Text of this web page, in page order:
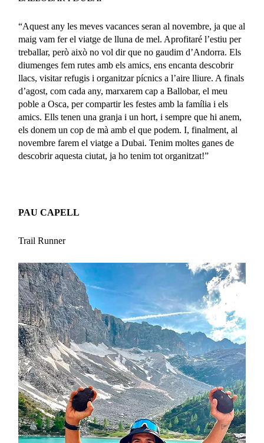
“Aquest any les meves vacances seran al novembre, ja que al
maig vam fer el viatge de lluna de mel. Aprofitaré l’estiu per
treballar, però això no vol dir que no gaudim d’Andorra. Els
diumenges fem rutes amb els amics, ens encanta descobrir
llacs, visitar refugis i organitzar pícnics a l’aire lliure. A finals
d’agost, com cada any, marxarem cap a Ballobar, el meu
poble a Osca, per compartir les festes amb la família i els
amics. Ells tenen una granja i un hort, i sempre que hi anem,
els donem un cop de mà amb el que podem. I, finalment, al
novembre farem el viatge a Dubai. Tenim moltes ganes de
descobrir aquesta ciutat, ja ho tenim tot organitzat!”
PAU CAPELL
Trail Runner